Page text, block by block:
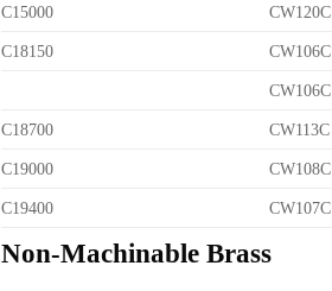
C15000 CW120C
C18150 CW106C
CW106C
C18700 CW113C
C19000 CW108C
C19400 CW107C
Non-Machinable Brass